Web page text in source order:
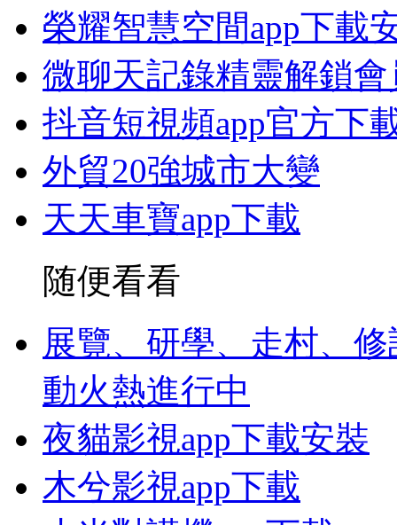
榮耀智慧空間app下載
微聊天記錄精靈解鎖
抖音短視頻app官方下
外貿20強城市大變
天天車寶app下載
随便看看
展覽、研學、走村、
動火熱進行中
夜貓影視app下載安裝
木兮影視app下載